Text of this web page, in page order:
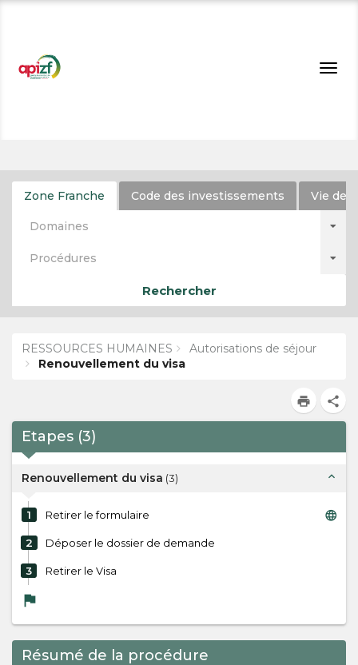
Zone Franche Code des investissements Vie de
Domaines
Procédures
Rechercher
RESSOURCES HUMAINES
Autorisations de séjour
Renouvellement du visa
print share
Etapes (3)
Renouvellement du visa (3) expand_less
1 Retirer le formulaire language
2 Déposer le dossier de demande
3 Retirer le Visa
flag
Résumé de la procédure